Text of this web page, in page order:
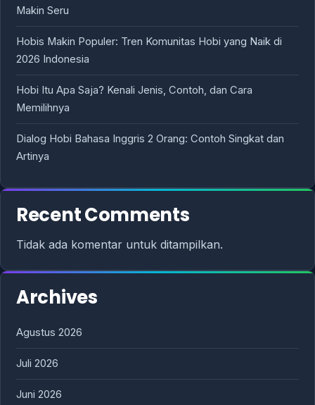
Makin Seru
Hobis Makin Populer: Tren Komunitas Hobi yang Naik di
2026 Indonesia
Hobi Itu Apa Saja? Kenali Jenis, Contoh, dan Cara
Memilihnya
Dialog Hobi Bahasa Inggris 2 Orang: Contoh Singkat dan
Artinya
Recent Comments
Tidak ada komentar untuk ditampilkan.
Archives
Agustus 2026
Juli 2026
Juni 2026